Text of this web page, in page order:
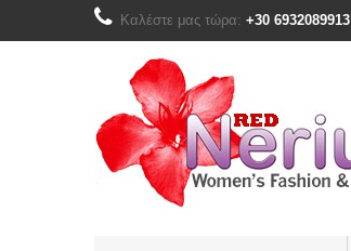
Καλέστε μας τώρα: +30 6932089913